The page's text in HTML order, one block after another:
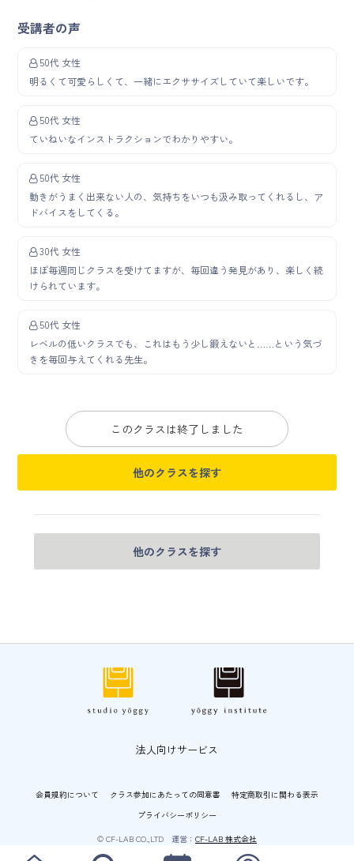
受講者の声
50代 女性
明るくて可愛らしくて、一緒にエクササイズしていて楽しいです。
50代 女性
ていねいなインストラクションでわかりやすい。
50代 女性
動きがうまく出来ない人の、気持ちをいつも汲み取ってくれるし、ア
ドバイスをしてくる。
30代 女性
ほぼ毎週同じクラスを受けてますが、毎回違う発見があり、楽しく続
けられています。
50代 女性
レベルの低いクラスでも、これはもう少し鍛えないと……という気づ
きを毎回与えてくれる先生。
このクラスは終了しました
他のクラスを探す
他のクラスを探す
法人向けサービス
会員規約について クラス参加にあたっての同意書
特定商取引に関わる表示
プライバシーポリシー
© CF-LAB CO.,LTD 運営： CF-LAB 株式会社